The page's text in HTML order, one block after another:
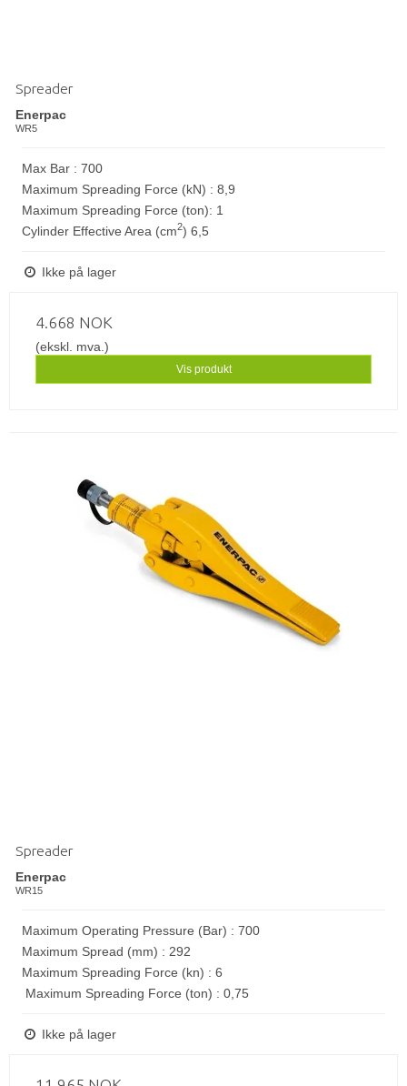
Spreader
Enerpac
WR5
Max Bar : 700
Maximum Spreading Force (kN) : 8,9
Maximum Spreading Force (ton): 1
Cylinder Effective Area (cm2) 6,5
Ikke på lager
4.668 NOK
(ekskl. mva.)
Vis produkt
Spreader
Enerpac
WR15
Maximum Operating Pressure (Bar) : 700
Maximum Spread (mm) : 292
Maximum Spreading Force (kn) : 6
Maximum Spreading Force (ton) : 0,75
Ikke på lager